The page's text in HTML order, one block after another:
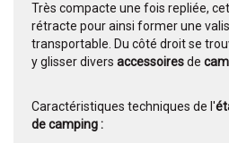
Très compacte une fois repliée,
rétracte pour ainsi former une
transportable. Du côté droit se
y glisser divers accessoiresde
Caractéristiques techniques de l'
de camping :